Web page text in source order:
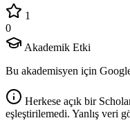
1
0
Akademik Etki
Bu akademisyen için
Herkese açık bir
eşleştirilemedi. Yanlış veri